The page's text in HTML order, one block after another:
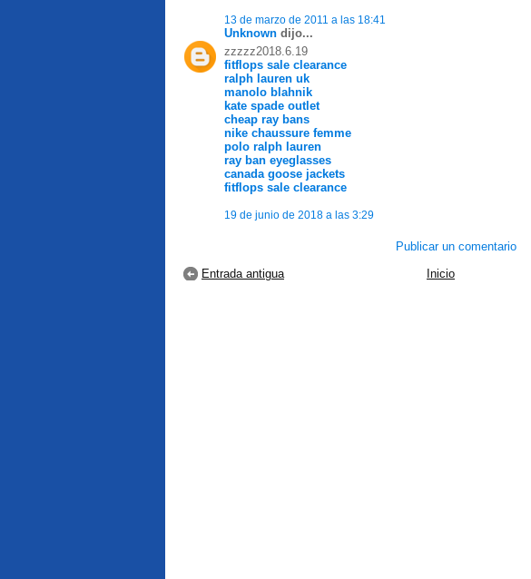
13 de marzo de 2011 a las 18:41
Unknown dijo...
zzzzz2018.6.19
fitflops sale clearance
ralph lauren uk
manolo blahnik
kate spade outlet
cheap ray bans
nike chaussure femme
polo ralph lauren
ray ban eyeglasses
canada goose jackets
fitflops sale clearance
19 de junio de 2018 a las 3:29
Publicar un comentario
Entrada antigua Inicio